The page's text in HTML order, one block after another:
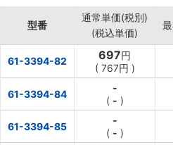
型番
通常単価(税別)
(税込単価)
61-3394-82 697円
( 767円 )
61-3394-84
-
( - )
61-3394-85
-
( - )